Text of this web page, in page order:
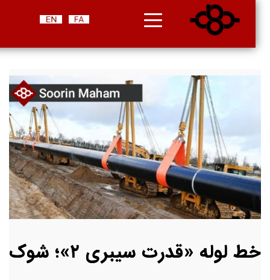
خط لوله «قدرت سیبری ۲»؛ شوک